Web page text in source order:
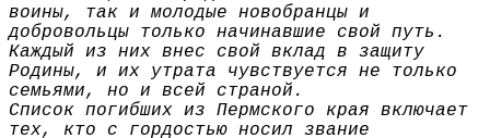
воины, так и молодые новобранцы и
добровольцы только начинавшие свой путь.
Каждый из них внес свой вклад в защиту
Родины, и их утрата чувствуется не только
семьями, но и всей страной.
Список погибших из Пермского края включает
тех, кто с гордостью носил звание